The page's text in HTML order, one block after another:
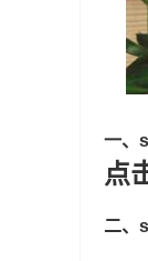
一、
点
二、